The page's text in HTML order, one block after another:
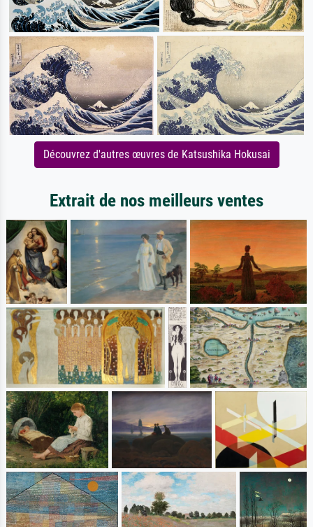
Découvrez d'autres œuvres de Katsushika Hokusai
Extrait de nos meilleurs ventes